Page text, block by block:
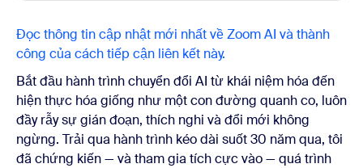
Đọc thông tin cập nhật mới nhất về Zoom AI và thành
công của cách tiếp cận liên kết này.
Bắt đầu hành trình chuyển đổi AI từ khái niệm hóa đến
hiện thực hóa giống như một con đường quanh co, luôn
đầy rẫy sự gián đoạn, thích nghi và đổi mới không
ngừng. Trải qua hành trình kéo dài suốt 30 năm qua, tôi
đã chứng kiến — và tham gia tích cực vào — quá trình